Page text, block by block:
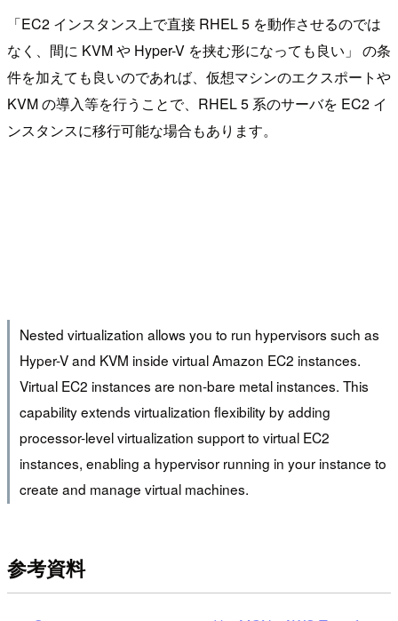
「EC2 インスタンス上で直接 RHEL 5 を動作させるのでは
なく、間に KVM や Hyper-V を挟む形になっても良い」 の条
件を加えても良いのであれば、仮想マシンのエクスポートや
KVM の導入等を行うことで、RHEL 5 系のサーバを EC2 イ
ンスタンスに移行可能な場合もあります。
Nested virtualization allows you to run hypervisors such as
Hyper-V and KVM inside virtual Amazon EC2 instances.
Virtual EC2 instances are non-bare metal instances. This
capability extends virtualization flexibility by adding
processor-level virtualization support to virtual EC2
instances, enabling a hypervisor running in your instance to
create and manage virtual machines.
参考資料